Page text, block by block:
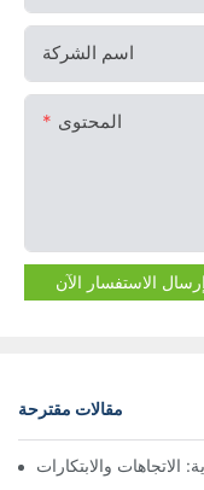
اسم الشركة
المحتوى
إرسال الاستفسار الآن
مقالات مقترحة
الاتجاهات والابتكارات